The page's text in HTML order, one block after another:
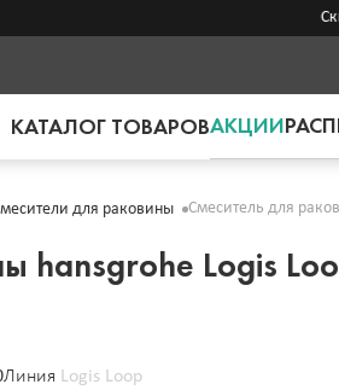
КАТАЛОГ ТОВАРОВАКЦИИ
для раковины Смеситель для
hansgrohe Logis
Линия Logis Loop